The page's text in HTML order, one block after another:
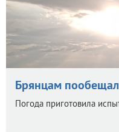
Брянцам
Погода приготовила